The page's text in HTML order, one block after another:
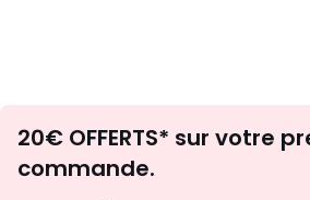
20€ OFFERTS* sur votre
commande.